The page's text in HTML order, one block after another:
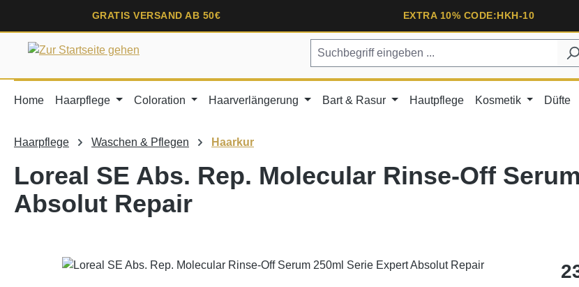
Zur Hauptnavigation springen
GRATIS VERSAND AB 50€ EXTRA 10% CODE:HKH-10
Home Haarpflege Coloration Haarverlängerung Bart & Rasur Hautpflege Kosmetik Düfte
Haarpflege Waschen & Pflegen Haarkur
Loreal SE Abs. Rep. Molecular Rinse-Off
Absolut Repair
Bildergalerie überspringen